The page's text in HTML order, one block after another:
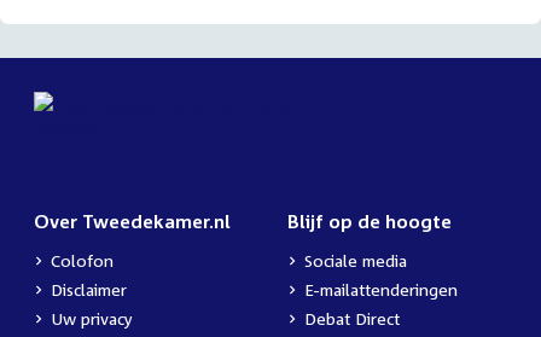
Over Tweedekamer.nl
Colofon
Disclaimer
Uw privacy
Blijf op de hoogte
Sociale media
E-mailattenderingen
Debat Direct